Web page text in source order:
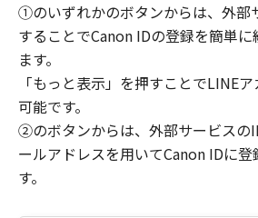
①のいずれかのボタンからは、外部
することでCanon IDの登録を簡単
ます。
「もっと表示」を押すことでLINE
可能です。
②のボタンからは、外部サービスの
ールアドレスを用いてCanon IDに
す。